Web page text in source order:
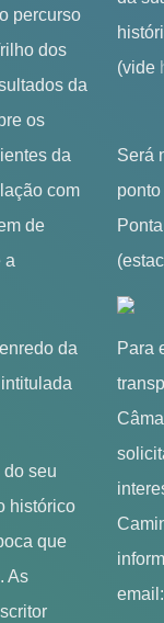
percurso
dos
da
os
da
com
de
a
da
seu
histórico
que
As
(vide
Será
Para
email: